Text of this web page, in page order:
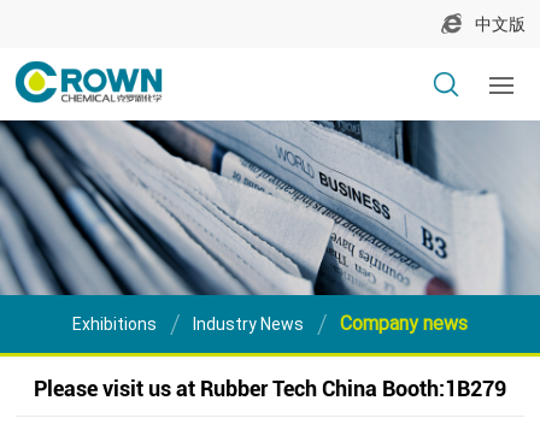
中文版
Exhibitions Industry News Company news
Please visit us at Rubber Tech China Booth:1B279